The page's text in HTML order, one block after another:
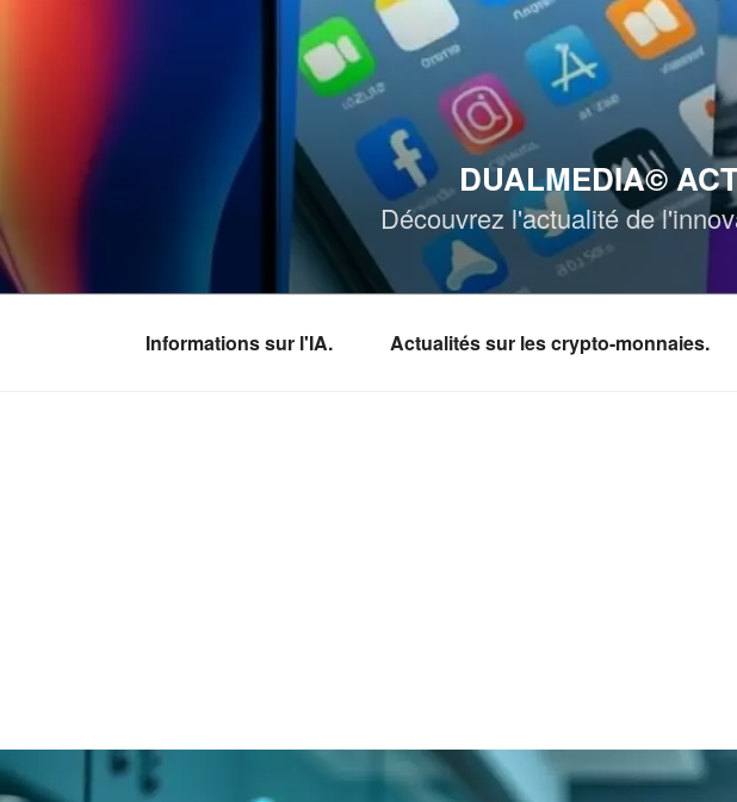
DUALMEDIA©
Découvrez l'actualité de
Informations sur l'IA. Actualités sur les crypto-monnaies.